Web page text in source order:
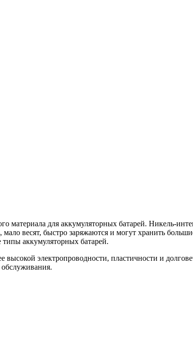
материала для аккумуляторных батарей. Никель-
весят, быстро заряжаются и могут хранить
аккумуляторных батарей.
высокой электропроводности, пластичности и
обслуживания.